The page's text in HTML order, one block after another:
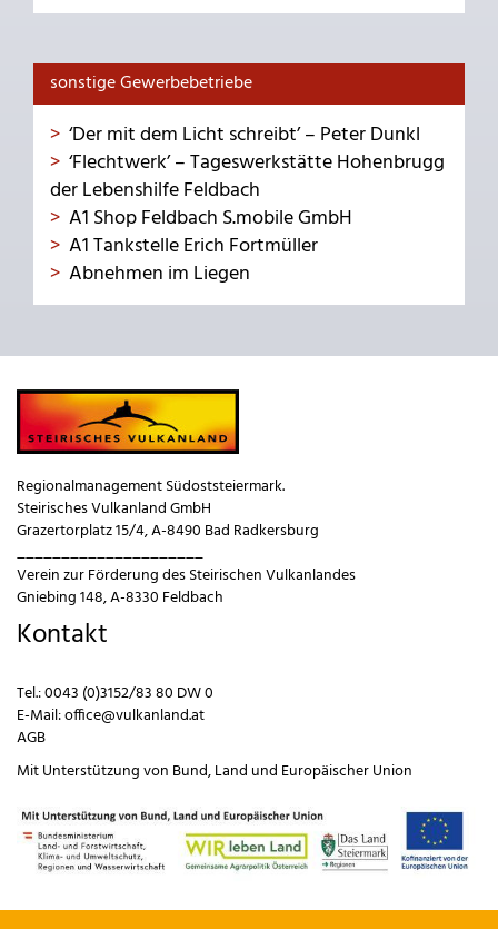
sonstige Gewerbebetriebe
‘Der mit dem Licht schreibt’ – Peter Dunkl
‘Flechtwerk’ – Tageswerkstätte Hohenbrugg
der Lebenshilfe Feldbach
A1 Shop Feldbach S.mobile GmbH
A1 Tankstelle Erich Fortmüller
Abnehmen im Liegen
Regionalmanagement Südoststeiermark.
Steirisches Vulkanland GmbH
Grazertorplatz 15/4, A-8490 Bad Radkersburg
_____________________
Verein zur Förderung des Steirischen Vulkanlandes
Gniebing 148, A-8330 Feldbach
Kontakt
Tel.:0043 (0)3152/83 80 DW 0
E-Mail:office@vulkanland.at
AGB
Mit Unterstützung von Bund,Land und Europäischer Union